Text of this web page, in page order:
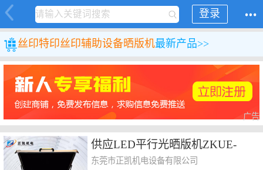
登录
丝印特印丝印辅助设备晒版机最新产品>>
广告
供应LED平行光晒版机ZKUE-
4PL2光照强度均匀光量充足触摸
东莞市正凯机电设备有限公司